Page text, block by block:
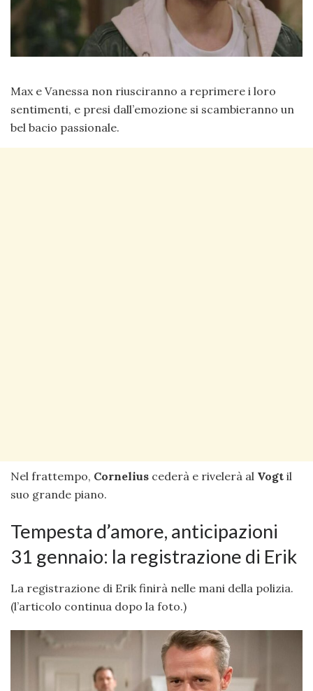
Max e Vanessa non riusciranno a reprimere i loro
sentimenti, e presi dall’emozione si scambieranno un
bel bacio passionale.
Nel frattempo, Cornelius cederà e rivelerà al Vogt il
suo grande piano.
Tempesta d’amore, anticipazioni
31 gennaio: la registrazione di Erik
La registrazione di Erik finirà nelle mani della polizia.
(l’articolo continua dopo la foto.)